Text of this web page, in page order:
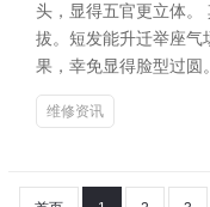
头，显得五官更立体。
拔。短发能升迁举座气
果，幸免显得脸型过圆
维修资讯